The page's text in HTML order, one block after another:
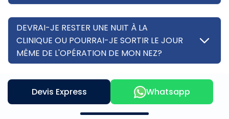
DEVRAI-JE RESTER UNE NUIT À LA
CLINIQUE OU POURRAI-JE SORTIR LE JOUR
MÊME DE L'OPÉRATION DE MON NEZ?
AURAI-JE MAL À MON NEZ AU RÉVEIL?
Devis Express Whatsapp